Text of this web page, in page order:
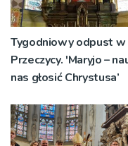
Tygodniowy odpust w
Przeczycy. 'Maryjo –
nas głosić Chrystusa’